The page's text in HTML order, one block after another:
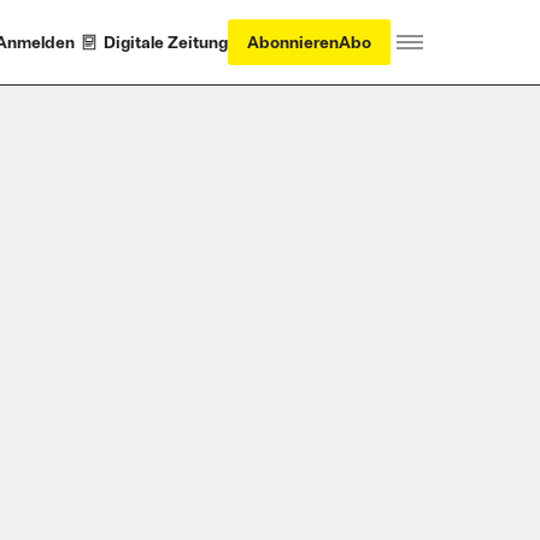
Digitale Zeitung AbonnierenAbo